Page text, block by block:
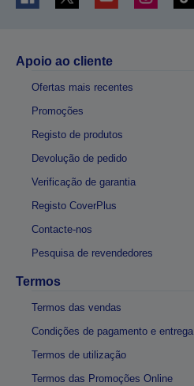
Apoio ao cliente
Ofertas mais recentes
Promoções
Registo de produtos
Devolução de pedido
Verificação de garantia
Registo CoverPlus
Contacte-nos
Pesquisa de revendedores
Termos
Termos das vendas
Condições de pagamento e entrega
Termos de utilização
Termos das Promoções Online